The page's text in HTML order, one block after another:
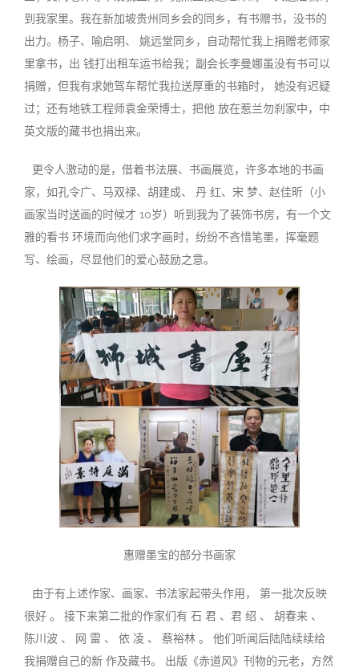
到我家里。我在新加坡贵州同乡会的同乡，有书赠书，没书的
出力。杨子、喻启明、 姚远堂同乡，自动帮忙我上捐赠老师家
里拿书，出 钱打出租车运书给我；副会长李曼娜虽没有书可以
捐赠，但我有求她驾车帮忙我拉送厚重的书箱时， 她没有迟疑
过；还有地铁工程师袁金荣博士，把他 放在惹兰勿刹家中，中
英文版的藏书也捐出来。
更令人激动的是，借着书法展、书画展览，许多本地的书画
家，如孔令广、马双禄、胡建成、 丹 红、宋 梦、赵佳昕（小
画家当时送画的时候才 10岁）听到我为了装饰书房，有一个文
雅的看书 环境而向他们求字画时，纷纷不吝惜笔墨，挥毫题
写、绘画，尽显他们的爱心鼓励之意。
惠赠墨宝的部分书画家
由于有上述作家、画家、书法家起带头作用， 第一批次反映
很好 。 接下来第二批的作家们有 石 君 、君 绍 、 胡春来 、
陈川波 、 网 雷 、 依 凌 、 蔡裕林 。 他们听闻后陆陆续续给
我捐赠自己的新 作及藏书。 出版《赤道风》刊物的元老，方然